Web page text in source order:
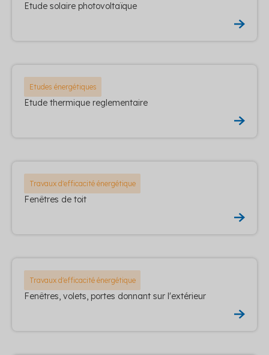
Etude solaire photovoltaïque
Etudes énergétiques
Etude thermique reglementaire
Travaux d'efficacité énergétique
Fenêtres de toit
Travaux d'efficacité énergétique
Fenêtres, volets, portes donnant sur l'extérieur